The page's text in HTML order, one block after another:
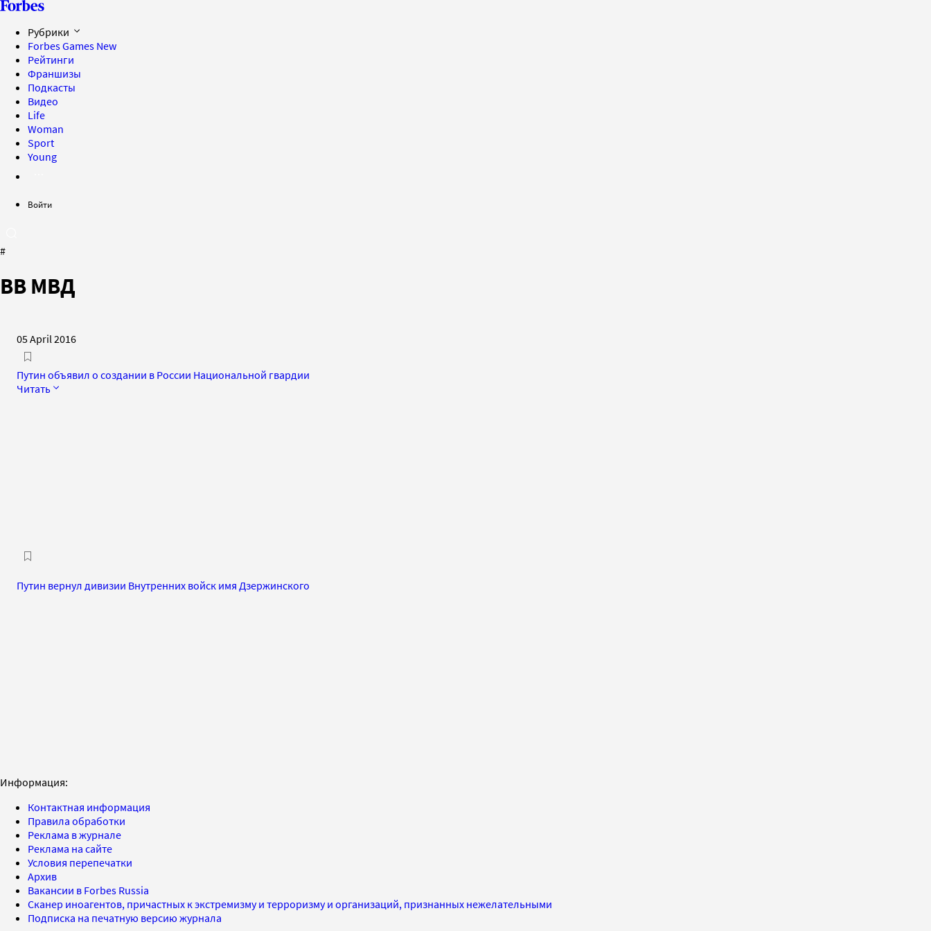
Рубрики
Forbes Games New
Рейтинги
Франшизы
Подкасты
Видео
Life
Woman
Sport
Young
Войти
#
ВВ МВД
05 April 2016
Путин объявил о создании в России Национальной гвардии
Читать
Путин вернул дивизии Внутренних войск имя Дзержинского
Информация:
Контактная информация
Правила обработки
Реклама в журнале
Реклама на сайте
Условия перепечатки
Архив
Вакансии в Forbes Russia
Сканер иноагентов, причастных к экстремизму и терроризму и организаций, признанных нежелательными
Подписка на печатную версию журнала